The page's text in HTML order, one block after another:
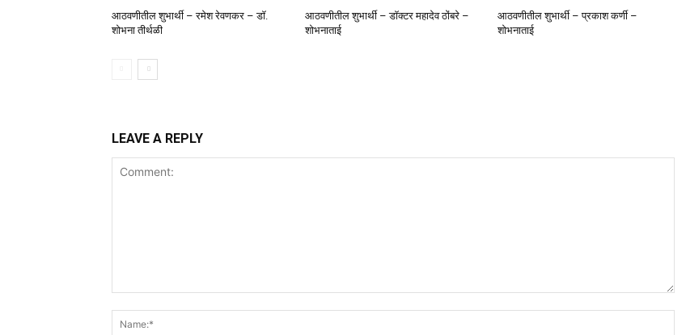
आठवणीतील शुभार्थी – रमेश रेवणकर – डॉ.
शोभना तीर्थळी
आठवणीतील शुभार्थी – डॉक्टर महादेव ठोंबरे –
शोभनाताई
आठवणीतील शुभार्थी – प्रकाश कर्णी –
शोभनाताई
LEAVE A REPLY